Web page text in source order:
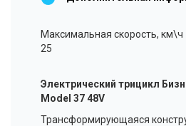
Максимальная скорость, км\ч
25
Электрический трицикл
Model 37 48V
Трансформирующаяся